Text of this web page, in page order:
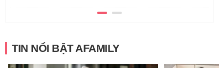
TIN NỔI BẬT AFAMILY